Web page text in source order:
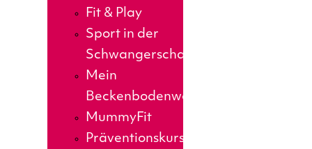
Fit & Play
Sport in der
Schwangerschaft
Mein
Beckenbodenworkout
MummyFit
Präventionskurse